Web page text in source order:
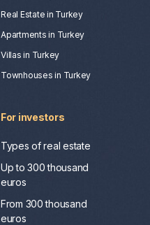
Real Estate in Turkey
Apartments in Turkey
Villas in Turkey
Townhouses in Turkey
For investors
Types of real estate
Up to 300 thousand
euros
From 300 thousand
euros